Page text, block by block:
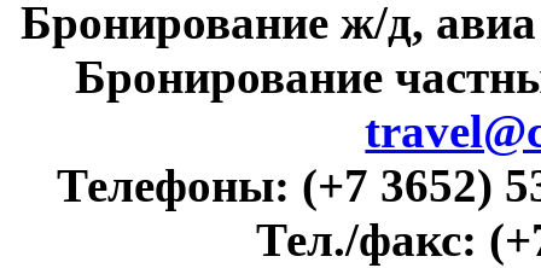
Бронирование ж/д,
Бронирование
Телефоны: (+7 3652)
Тел./факс: